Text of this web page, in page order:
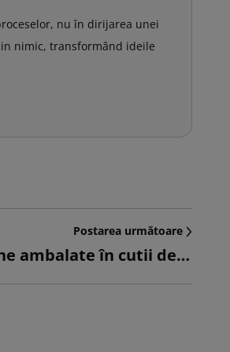
nu în dirijarea unei
nimic, transformând ideile
Postarea următoare
Ce produse sunt cel mai bine ambalate în cutii de carton personalizate?